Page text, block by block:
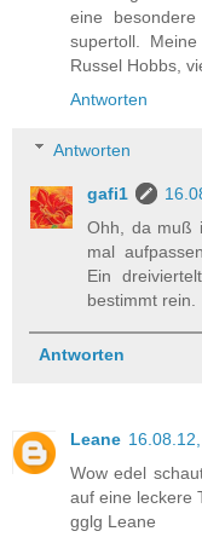
eine
supertoll.
Russel Hobbs,
Antworten
Antworten
gafi1
Ohh, da muß
mal
Ein
bestimmt rein.
Antworten
Leane
Wow edel
auf eine leckere
gglg Leane